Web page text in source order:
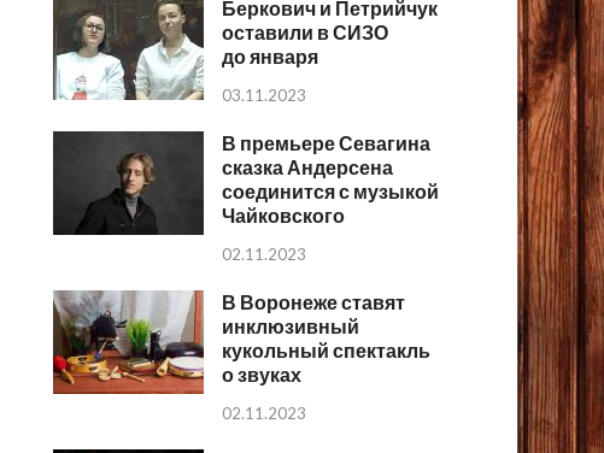
Беркович и Петрийчук
оставили в СИЗО
до января
03.11.2023
В премьере Севагина
сказка Андерсена
соединится с музыкой
Чайковского
02.11.2023
В Воронеже ставят
инклюзивный
кукольный спектакль
о звуках
02.11.2023